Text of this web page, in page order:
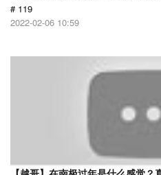
# 119
2022-02-06 10:59